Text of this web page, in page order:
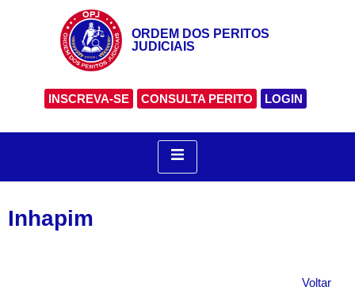
ORDEM DOS PERITOS
JUDICIAIS
INSCREVA-SE CONSULTA PERITO LOGIN
Inhapim
Voltar